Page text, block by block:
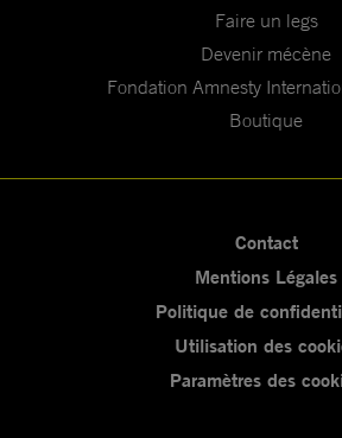
Faire un legs
Devenir mécène
Fondation Amnesty
Boutique
Contact
Mentions Légales
Politique de
Utilisation des
Paramètres des